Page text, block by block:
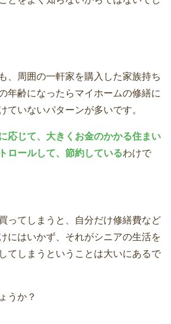
、周囲の一軒家を購入した家族持ち
年齢になったらマイホームの修繕に
ていないパターンが多いです。
応じて、大きくお金のかかる住まい
ロールして、節約しているわけで
ってしまうと、自分だけ修繕費など
にはいかず、それがシニアの生活を
てしまうということは大いにあるで
うか？